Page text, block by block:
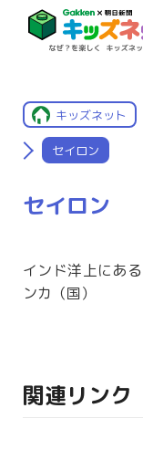
キッズネット
セイロン
セイロン
インド洋上にあ
ンカ（国）
関連リンク